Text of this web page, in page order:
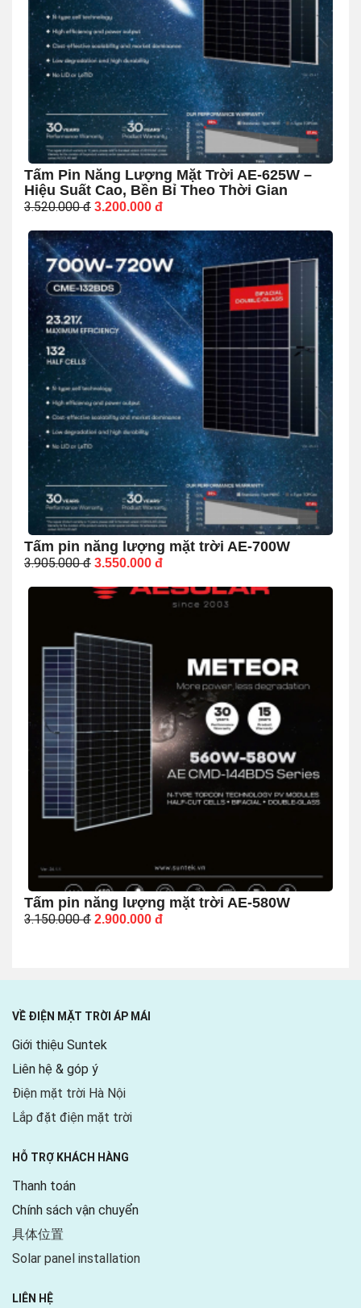
Tấm Pin Năng Lượng Mặt Trời AE-625W –
Hiệu Suất Cao, Bền Bỉ Theo Thời Gian
3.520.000đ 3.200.000 đ
Tấm pin năng lượng mặt trời AE-700W
3.905.000đ 3.550.000 đ
Tấm pin năng lượng mặt trời AE-580W
3.150.000đ 2.900.000 đ
VỀ ĐIỆN MẶT TRỜI ÁP MÁI
Giới thiệu Suntek
Liên hệ & góp ý
Điện mặt trời Hà Nội
Lắp đặt điện mặt trời
HỖ TRỢ KHÁCH HÀNG
Thanh toán
Chính sách vận chuyển
具体位置
Solar panel installation
LIÊN HỆ